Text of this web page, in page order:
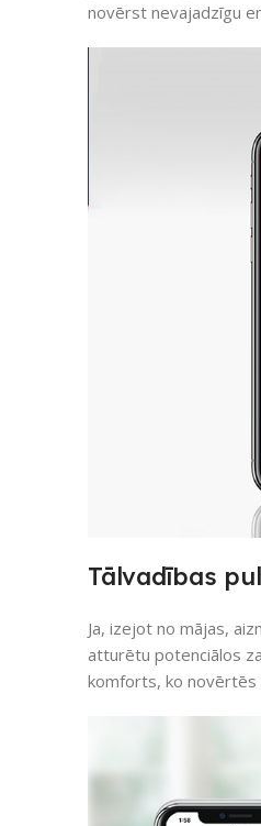
novērst nevajadzīgu
Tālvadības
Ja, izejot no mājas,
atturētu potenciālos
komforts, ko novērtēs